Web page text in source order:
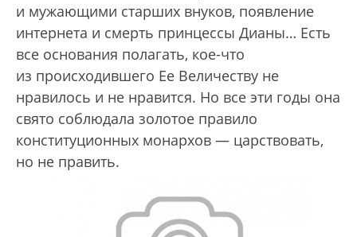
и мужающими старших внуков, появление
интернета и смерть принцессы Дианы… Есть
все основания полагать, кое-что
из происходившего Ее Величеству не
нравилось и не нравится. Но все эти годы она
свято соблюдала золотое правило
конституционных монархов — царствовать,
но не править.